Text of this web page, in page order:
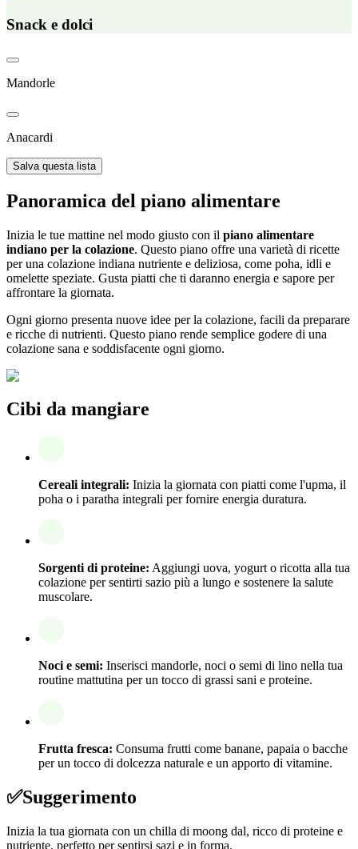
Snack e dolci
Mandorle
Anacardi
Salva questa lista
Panoramica del piano alimentare
Inizia le tue mattine nel modo giusto con il piano alimentare
indiano per la colazione. Questo piano offre una varietà di ricette
per una colazione indiana nutriente e deliziosa, come poha, idli e
omelette speziate. Gusta piatti che ti daranno energia e sapore per
affrontare la giornata.
Ogni giorno presenta nuove idee per la colazione, facili da preparare
e ricche di nutrienti. Questo piano rende semplice godere di una
colazione sana e soddisfacente ogni giorno.
Cibi da mangiare
Cereali integrali: Inizia la giornata con piatti come l'upma, il
poha o i paratha integrali per fornire energia duratura.
Sorgenti di proteine: Aggiungi uova, yogurt o ricotta alla tua
colazione per sentirti sazio più a lungo e sostenere la salute
muscolare.
Noci e semi: Inserisci mandorle, noci o semi di lino nella tua
routine mattutina per un tocco di grassi sani e proteine.
Frutta fresca: Consuma frutti come banane, papaia o bacche
per un tocco di dolcezza naturale e un apporto di vitamine.
✅Suggerimento
Inizia la tua giornata con un chilla di moong dal, ricco di proteine e
nutriente, perfetto per sentirsi sazi e in forma.